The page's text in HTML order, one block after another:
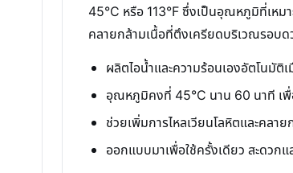
45°C หรือ 113°F ซึ่งเป็นอุณหภูมิที่เหม
คลายกล้ามเนื้อที่ตึงเครียดบริเวณรอบ
ผลิตไอน้ำและความร้อนเองอัตโนมัติ
อุณหภูมิคงที่ 45°C นาน 60 นาที เ
ช่วยเพิ่มการไหลเวียนโลหิตและคลา
ออกแบบมาเพื่อใช้ครั้งเดียว สะดวก